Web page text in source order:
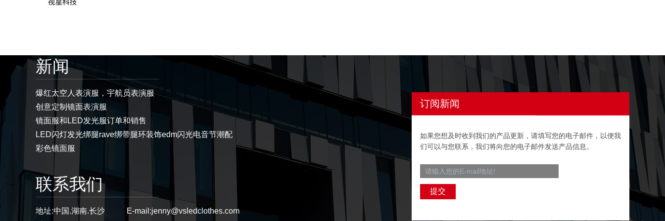
新闻
爆红太空人表演服，宇航员表演服
创意定制镜面表演服
镜面服和LED发光服订单和销售
LED闪灯发光绑腿rave绑带腿环装饰edm闪光电音节潮配
彩色镜面服
联系我们
地址:中国.湖南.长沙 E-mail:jenny@vsledclothes.com
订阅新闻
如果您想及时收到我们的产品更新，请填写您的电子邮件，以便我
们可以与您联系，我们将向您的电子邮件发送产品信息。